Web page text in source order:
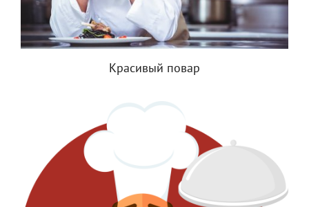
Красивый повар